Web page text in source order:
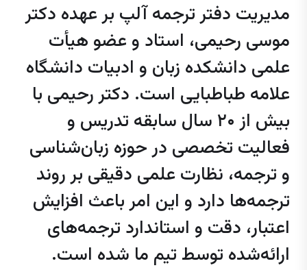
مدیریت دفتر ترجمه آلپ بر عهده دکتر
موسی رحیمی، استاد و عضو هیأت
علمی دانشکده زبان و ادبیات دانشگاه
علامه طباطبایی است. دکتر رحیمی با
بیش از ۲۰ سال سابقه تدریس و
فعالیت تخصصی در حوزه زبان‌شناسی
و ترجمه، نظارت علمی دقیقی بر روند
ترجمه‌ها دارد و این امر باعث افزایش
اعتبار، دقت و استاندارد ترجمه‌های
ارائه‌شده توسط تیم ما شده است.